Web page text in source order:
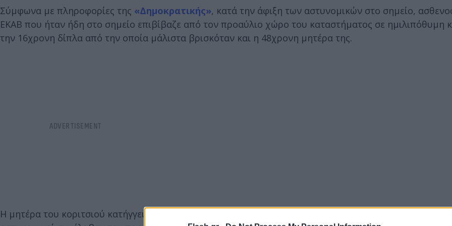
Σύμφωνα με πληροφορίες της «Δημοκρατικής», κατά την άφιξη των αστυνομικών στο σημείο,
ΕΚΑΒ που ήταν ήδη στο σημείο επιβίβαζε από τον προαύλιο χώρο του καταστήματος σε ημιλιπόθυμη
την 16χρονη δίπλα από την οποία μάλιστα βρισκόταν και η 48χρονη μητέρα της.
Η μητέρα του κοριτσιού κατήγγειλε ότι από το νυκτερινό κέντρο χορήγησαν στην ανήλικη κόρη της